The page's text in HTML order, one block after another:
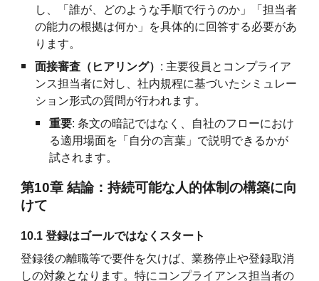
し、「誰が、どのような手順で行うのか」「担当者
の能力の根拠は何か」を具体的に回答する必要があ
ります。
面接審査（ヒアリング） : 主要役員とコンプライア
ンス担当者に対し、社内規程に基づいたシミュレー
ション形式の質問が行われます。
重要: 条文の暗記ではなく、自社のフローにおけ
る適用場面を「自分の言葉」で説明できるかが
試されます。
第10章 結論：持続可能な人的体制の構築に向
けて
10.1 登録はゴールではなくスタート
登録後の離職等で要件を欠けば、業務停止や登録取消
しの対象となります。特にコンプライアンス担当者の